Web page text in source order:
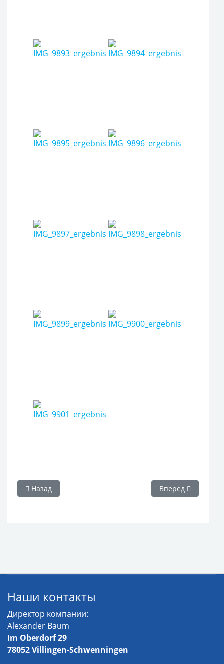
Предыдущий: 060101 Микс спортивной обуви Reebok
Назад Следующий:
Вперед
Наши контакты
Директор компании:
Alexander Baum
Im Oberdorf 29
78052 Villingen-Schwenningen